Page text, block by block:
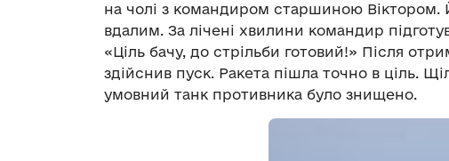
на чолі з командиром старшиною Віктором.
вдалим. За лічені хвилини командир
«Ціль бачу, до стрільби готовий!» Після
здійснив пуск. Ракета пішла точно в ціль.
умовний танк противника було знищено.